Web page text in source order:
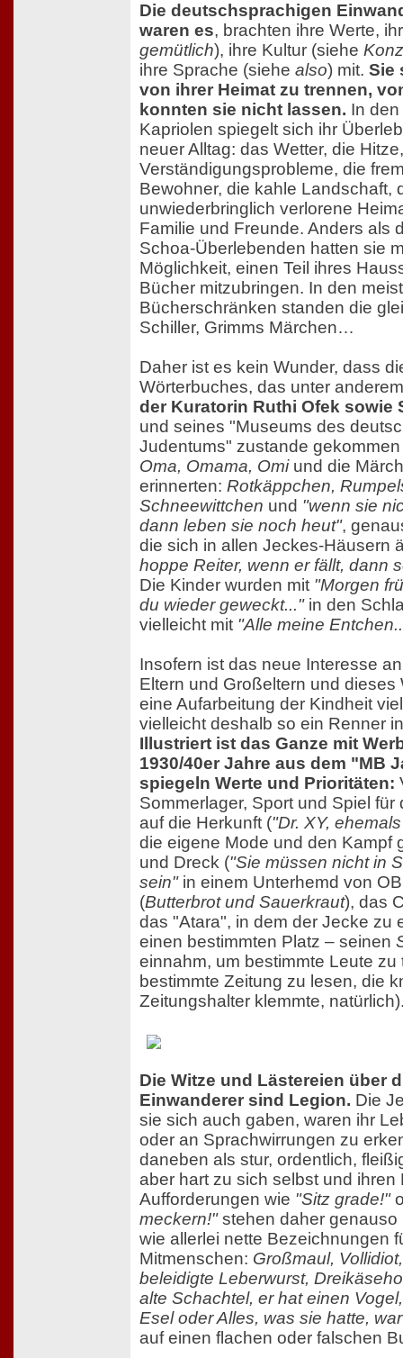
Die deutschsprachigen
waren es, brachten ihre Werte,
gemütlich), ihre Kultur (siehe
ihre Sprache (siehe also) mit. Sie
von ihrer Heimat zu trennen,
konnten sie nicht lassen. In
Kapriolen spiegelt sich ihr
neuer Alltag: das Wetter, die Hitze,
Verständigungsprobleme, die
Bewohner, die kahle Landschaft,
unwiederbringlich verlorene
Familie und Freunde. Anders als
Schoa-Überlebenden hatten sie
Möglichkeit, einen Teil ihres
Bücher mitzubringen. In den
Bücherschränken standen die
Schiller, Grimms Märchen…
Daher ist es kein Wunder, dass
Wörterbuches, das unter
der Kuratorin Ruthi Ofek sowie
und seines "Museums des
Judentums" zustande
Oma, Omama, Omiund die
erinnerten: Rotkäppchen,
Schneewittchen und "wenn sie
dann leben sie noch heut",
die sich in allen Jeckes-Häusern
hoppe Reiter, wenn er fällt, dann
Die Kinder wurden mit "Morgen
du wieder geweckt..."in den
vielleicht mit "Alle meine
Insofern ist das neue Interesse
Eltern und Großeltern und dieses
eine Aufarbeitung der Kindheit
vielleicht deshalb so ein Renner
Illustriert ist das Ganze mit
1930/40er Jahre aus dem "MB
spiegeln Werte und Prioritäten:
Sommerlager, Sport und Spiel
auf die Herkunft ("Dr. XY,
die eigene Mode und den Kampf
und Dreck ("Sie müssen nicht in
sein"in einem Unterhemd von
(Butterbrot und Sauerkraut), das
das "Atara", in dem der Jecke zu
einen bestimmten Platz – seinen
einnahm, um bestimmte Leute zu
bestimmte Zeitung zu lesen, die
Zeitungshalter klemmte,
Die Witze und Lästereien über
Einwanderer sind Legion. Die
sie sich auch gaben, waren ihr
oder an Sprachwirrungen zu
daneben als stur, ordentlich,
aber hart zu sich selbst und ihren
Aufforderungen wie "Sitz grade!"
meckern!"stehen daher genauso
wie allerlei nette Bezeichnungen
Mitmenschen: Großmaul,
beleidigte Leberwurst,
alte Schachtel, er hat einen
Esel oder Alles, was sie hatte,
auf einen flachen oder falschen